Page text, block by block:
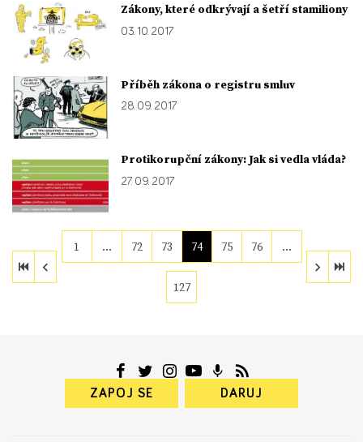
Zákony, které odkrývají a šetří stamiliony
03. 10. 2017
Příběh zákona o registru smluv
28. 09. 2017
Protikorupční zákony: Jak si vedla vláda?
27. 09. 2017
1 … 72 73 74 75 76 …
127
ZAPOJ SE DARUJ